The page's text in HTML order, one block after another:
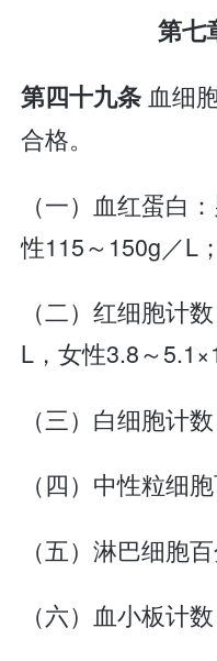
第七
第四十九条血细
合格。
（一）血红蛋白
性115～150g／L；
（二）红细胞计
L，女性3.8～
（三）白细胞计
（四）中性粒细
（五）淋巴细胞
（六）血小板计